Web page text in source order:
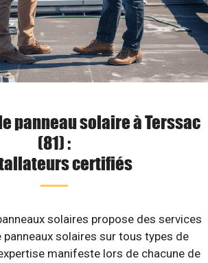
panneau solaire à Terssac
(81) :
certifiés
solaires propose des services
panneaux solaires sur tous types de
manifeste lors de chacune de